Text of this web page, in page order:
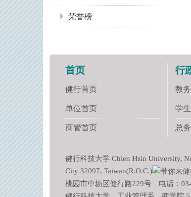
荣誉榜
首页
健行首页
单位首页
商管首页
行
教
学
总
健行科技大学 Chien Hsin University,
City 32097, Taiwan(R.O.C.)
桃园市中坜区健行路229号 电话：